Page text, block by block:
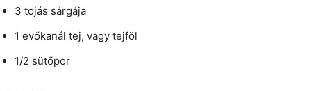
3 tojás sárgája
1 evőkanál tej, vagy tejföl
1/2 sütőpor